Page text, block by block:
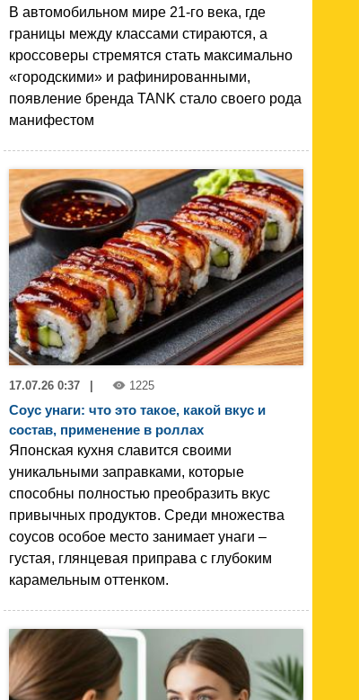
В автомобильном мире 21-го века, где
границы между классами стираются, а
кроссоверы стремятся стать максимально
«городскими» и рафинированными,
появление бренда TANK стало своего рода
манифестом
17.07.26 0:37 1225
Соус унаги: что это такое, какой вкус и
состав, применение в роллах
Японская кухня славится своими
уникальными заправками, которые
способны полностью преобразить вкус
привычных продуктов. Среди множества
соусов особое место занимает унаги –
густая, глянцевая приправа с глубоким
карамельным оттенком.